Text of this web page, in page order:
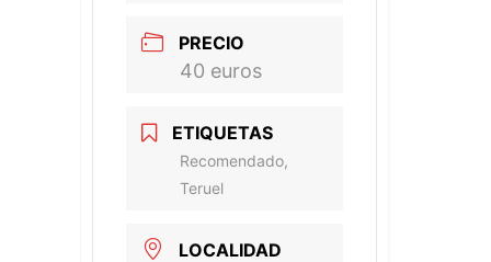
PRECIO
40 euros
ETIQUETAS
Recomendado,
Teruel
LOCALIDAD